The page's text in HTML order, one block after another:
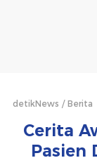
detikNews Berita
Cerita
Pasien